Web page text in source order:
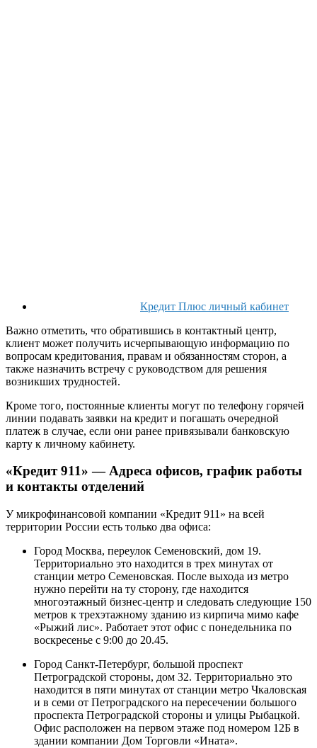
Кредит Плюс личный кабинет
Важно отметить, что обратившись в контактный центр,
клиент может получить исчерпывающую информацию по
вопросам кредитования, правам и обязанностям сторон, а
также назначить встречу с руководством для решения
возникших трудностей.
Кроме того, постоянные клиенты могут по телефону горячей
линии подавать заявки на кредит и погашать очередной
платеж в случае, если они ранее привязывали банковскую
карту к личному кабинету.
«Кредит 911» — Адреса офисов, график работы
и контакты отделений
У микрофинансовой компании «Кредит 911» на всей
территории России есть только два офиса:
Город Москва, переулок Семеновский, дом 19.
Территориально это находится в трех минутах от
станции метро Семеновская. После выхода из метро
нужно перейти на ту сторону, где находится
многоэтажный бизнес-центр и следовать следующие 150
метров к трехэтажному зданию из кирпича мимо кафе
«Рыжий лис». Работает этот офис с понедельника по
воскресенье с 9:00 до 20.45.
Город Санкт-Петербург, большой проспект
Петроградской стороны, дом 32. Территориально это
находится в пяти минутах от станции метро Чкаловская
и в семи от Петроградского на пересечении большого
проспекта Петроградской стороны и улицы Рыбацкой.
Офис расположен на первом этаже под номером 12Б в
здании компании Дом Торговли «Ината».